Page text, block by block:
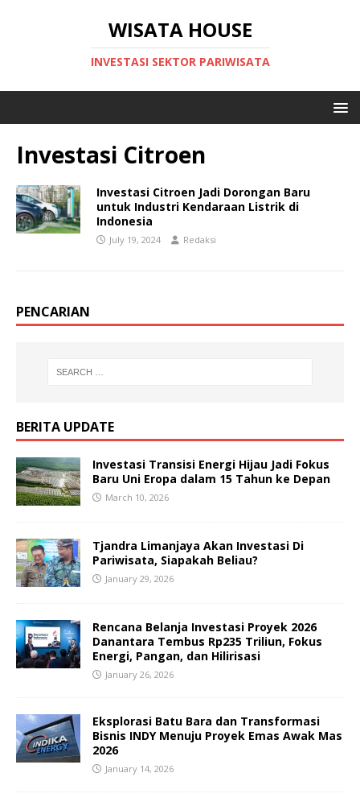
WISATA HOUSE
INVESTASI SEKTOR PARIWISATA
Investasi Citroen
Investasi Citroen Jadi Dorongan Baru
untuk Industri Kendaraan Listrik di
Indonesia
July 19, 2024 Redaksi
PENCARIAN
BERITA UPDATE
Investasi Transisi Energi Hijau Jadi Fokus
Baru Uni Eropa dalam 15 Tahun ke Depan
March 10, 2026
Tjandra Limanjaya Akan Investasi Di
Pariwisata, Siapakah Beliau?
January 29, 2026
Rencana Belanja Investasi Proyek 2026
Danantara Tembus Rp235 Triliun, Fokus
Energi, Pangan, dan Hilirisasi
January 26, 2026
Eksplorasi Batu Bara dan Transformasi
Bisnis INDY Menuju Proyek Emas Awak Mas
2026
January 14, 2026